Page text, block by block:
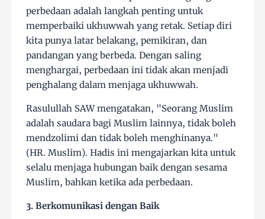
perbedaan adalah langkah penting untuk
memperbaiki ukhuwwah yang retak. Setiap diri
kita punya latar belakang, pemikiran, dan
pandangan yang berbeda. Dengan saling
menghargai, perbedaan ini tidak akan menjadi
penghalang dalam menjaga ukhuwwah.
Rasulullah SAW mengatakan, "Seorang Muslim
adalah saudara bagi Muslim lainnya, tidak boleh
mendzolimi dan tidak boleh menghinanya."
(HR. Muslim). Hadis ini mengajarkan kita untuk
selalu menjaga hubungan baik dengan sesama
Muslim, bahkan ketika ada perbedaan.
3. Berkomunikasi dengan Baik